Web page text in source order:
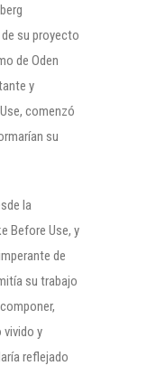
su proyecto
de Oden
y
comenzó
su
la
Before Use, y
de
su trabajo
vivido y
reflejado